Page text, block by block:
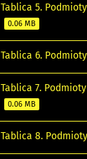
Tablica 5.
0.06 MB
Tablica 6.
Tablica 7.
0.06 MB
Tablica 8.